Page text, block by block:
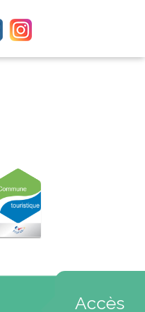
Accès